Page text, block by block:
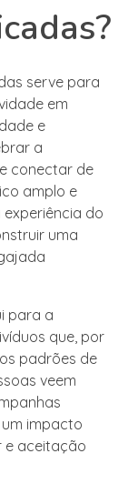
serve para
em
e
a
conectar de
amplo e
do
uma
para a
que, por
padrões de
veem
impacto
e aceitação